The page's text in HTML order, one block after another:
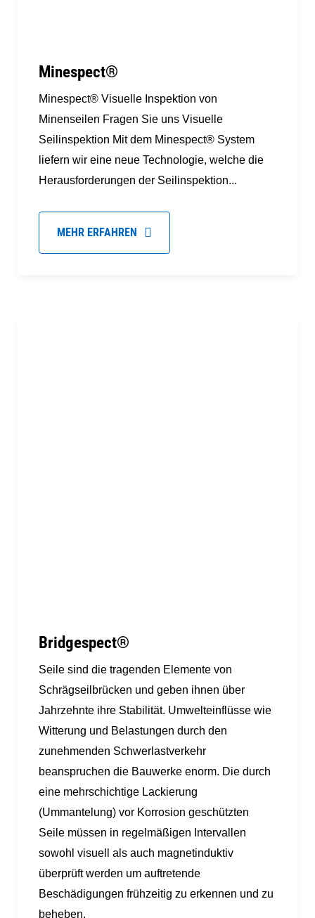
Minespect®
Minespect® Visuelle Inspektion von
Minenseilen Fragen Sie uns Visuelle
Seilinspektion Mit dem Minespect® System
liefern wir eine neue Technologie, welche die
Herausforderungen der Seilinspektion...
MEHR ERFAHREN
Bridgespect®
Seile sind die tragenden Elemente von
Schrägseilbrücken und geben ihnen über
Jahrzehnte ihre Stabilität. Umwelteinflüsse wie
Witterung und Belastungen durch den
zunehmenden Schwerlastverkehr
beanspruchen die Bauwerke enorm. Die durch
eine mehrschichtige Lackierung
(Ummantelung) vor Korrosion geschützten
Seile müssen in regelmäßigen Intervallen
sowohl visuell als auch magnetinduktiv
überprüft werden um auftretende
Beschädigungen frühzeitig zu erkennen und zu
beheben.